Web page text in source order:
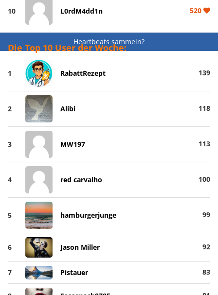
10 L0rdM4dd1n 520
Heartbeats sammeln?
Die Top 10 User der Woche:
1 RabattRezept 139
2 Alibi 118
3 MW197 113
4 red carvalho 100
5 hamburgerjunge 99
6 Jason Miller 92
7 Pistauer 83